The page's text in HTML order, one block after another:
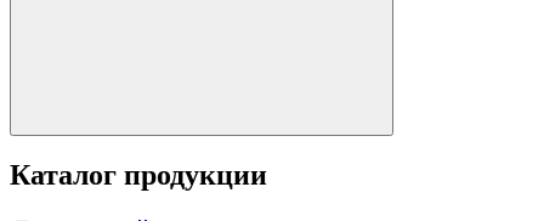
Каталог продукции